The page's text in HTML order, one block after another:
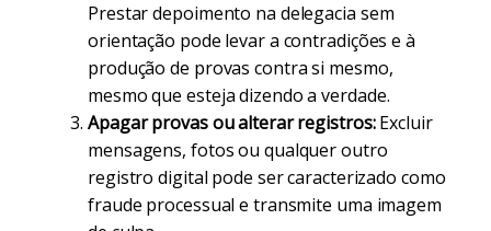
Prestar depoimento na delegacia sem
orientação pode levar a contradições e à
produção de provas contra si mesmo,
mesmo que esteja dizendo a verdade.
Apagar provas ou alterar registros:Excluir
mensagens, fotos ou qualquer outro
registro digital pode ser caracterizado como
fraude processual e transmite uma imagem